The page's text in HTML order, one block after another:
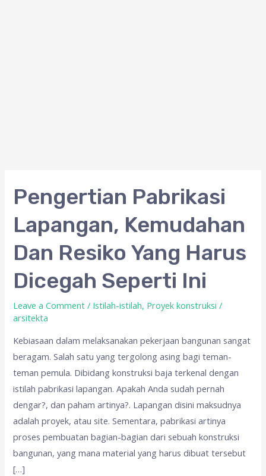
Pengertian Pabrikasi
Lapangan, Kemudahan
Dan Resiko Yang Harus
Dicegah Seperti Ini
Leave a Comment / Istilah-istilah, Proyek konstruksi /
arsitekta
Kebiasaan dalam melaksanakan pekerjaan bangunan sangat
beragam. Salah satu yang tergolong asing bagi teman-
teman pemula. Dibidang konstruksi baja terkenal dengan
istilah pabrikasi lapangan. Apakah Anda sudah pernah
dengar?, dan paham artinya?. Lapangan disini maksudnya
adalah proyek, atau site. Sementara, pabrikasi artinya
proses pembuatan bagian-bagian dari sebuah konstruksi
bangunan, yang mana material yang harus dibuat tersebut
[…]
Pengertian
Pabrikasi
Lapangan,
Kemudahan
Dan
Resiko
Yang
Harus
Dicegah
Seperti
Ini